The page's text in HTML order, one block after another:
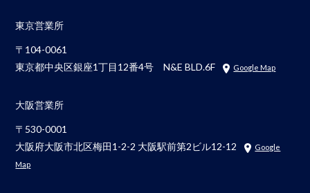
東京営業所
〒104-0061
東京都中央区銀座1丁目12番4号 N&E BLD.6F
Google Map
大阪営業所
〒530-0001
大阪府大阪市北区梅田1-2-2 大阪駅前第2ビル12-12
Google
Map